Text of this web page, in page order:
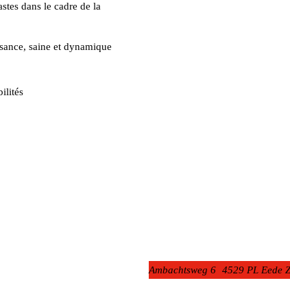
dans le cadre de la
saine et dynamique
Ambachtsweg 6 4529 PL Eede